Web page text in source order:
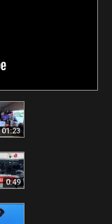
01:23
0:49